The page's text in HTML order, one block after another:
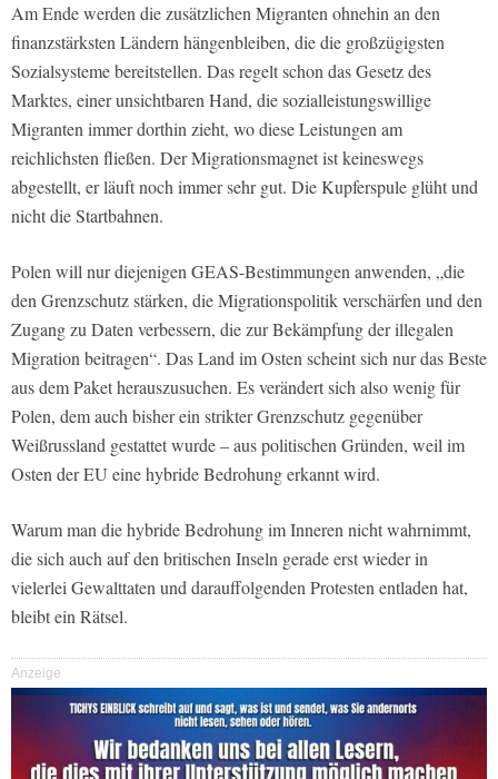
Am Ende werden die zusätzlichen Migranten ohnehin an den
finanzstärksten Ländern hängenbleiben, die die großzügigsten
Sozialsysteme bereitstellen. Das regelt schon das Gesetz des
Marktes, einer unsichtbaren Hand, die sozialleistungswillige
Migranten immer dorthin zieht, wo diese Leistungen am
reichlichsten fließen. Der Migrationsmagnet ist keineswegs
abgestellt, er läuft noch immer sehr gut. Die Kupferspule glüht und
nicht die Startbahnen.
Polen will nur diejenigen GEAS-Bestimmungen anwenden, „die
den Grenzschutz stärken, die Migrationspolitik verschärfen und den
Zugang zu Daten verbessern, die zur Bekämpfung der illegalen
Migration beitragen“. Das Land im Osten scheint sich nur das Beste
aus dem Paket herauszusuchen. Es verändert sich also wenig für
Polen, dem auch bisher ein strikter Grenzschutz gegenüber
Weißrussland gestattet wurde – aus politischen Gründen, weil im
Osten der EU eine hybride Bedrohung erkannt wird.
Warum man die hybride Bedrohung im Inneren nicht wahrnimmt,
die sich auch auf den britischen Inseln gerade erst wieder in
vielerlei Gewalttaten und darauffolgenden Protesten entladen hat,
bleibt ein Rätsel.
Anzeige